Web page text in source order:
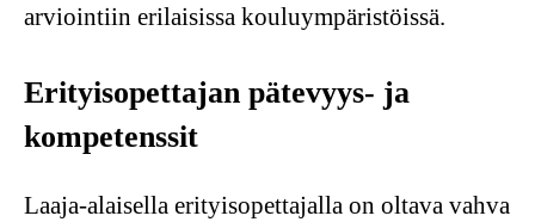
arviointiin erilaisissa kouluympäristöissä.
Erityisopettajan pätevyys- ja
kompetenssit
Laaja-alaisella erityisopettajalla on oltava vahva